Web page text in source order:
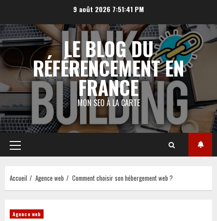
contenu
9 août 2026 7:51:42 PM
LE BLOG DU
RÉFÉRENCEMENT EN
FRANCE
MON SEO À LA CARTE
Menu
principal
Accueil Agence web Comment choisir son hébergement web ?
Agence web